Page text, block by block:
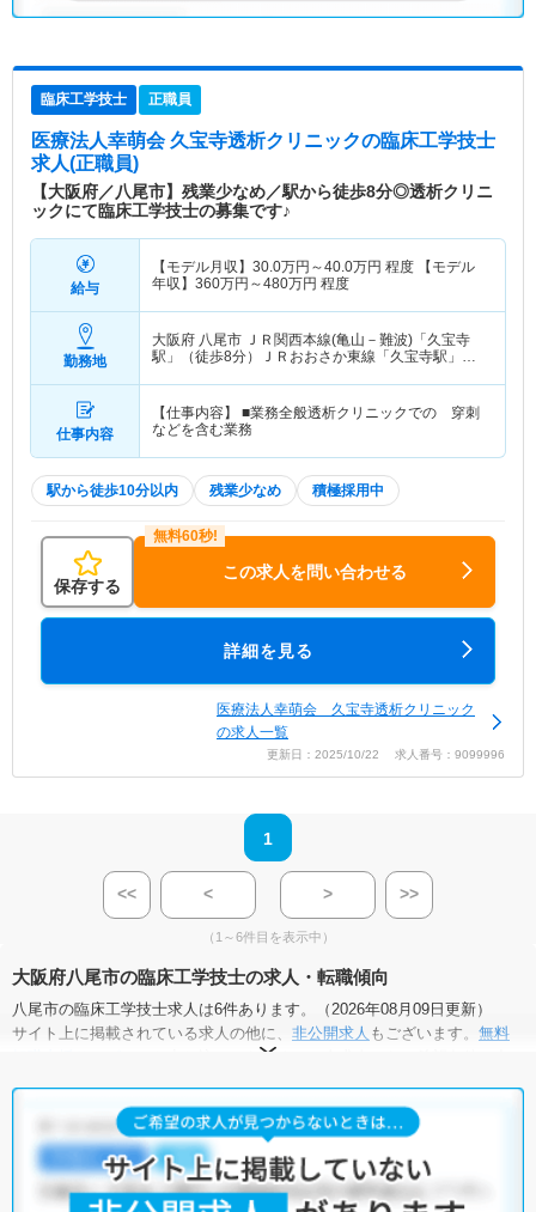
臨床工学技士 正職員
医療法人幸萌会 久宝寺透析クリニックの臨床工学技士
求人(正職員)
【大阪府／八尾市】残業少なめ／駅から徒歩8分◎透析クリニ
ックにて臨床工学技士の募集です♪
給与
【モデル月収】 30.0万円～40.0万円 程度 【モデル
年収】 360万円～480万円 程度
勤務地
大阪府 八尾市 ＪＲ関西本線(亀山－難波)「久宝寺
駅」（徒歩8分）ＪＲおおさか東線「久宝寺駅」
仕事内容
【仕事内容】 ■業務全般透析クリニックでの 穿刺
などを含む業務
駅から徒歩10分以内 残業少なめ 積極採用中
保存する
この求人を問い合わせる
詳細を見る
医療法人幸萌会 久宝寺透析クリニック
の求人一覧
更新日：2025/10/22 求人番号：9099996
1
<< < > >>
（1～6件目を表示中）
大阪府八尾市の臨床工学技士の求人・転職傾向
八尾市の臨床工学技士求人は6件あります。（2026年08月09日更新）
サイト上に掲載されている求人の他に、 非公開求人 もございます。 無料
にお申し込みいただくと、全求人からご希望条件に合
八尾市の臨床工学技士求人では以下のような条件が人気です。
積極採用中・残業少なめ ・ 正社員(正職員) 病院
他の条件でも人気の求人がございますので、「こだわり条件」から検索